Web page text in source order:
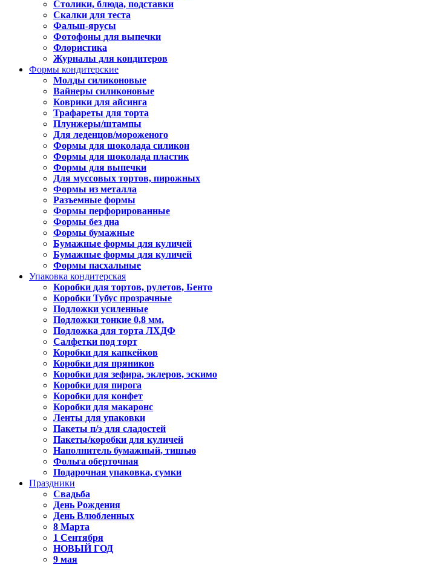
Столики, блюда, подставки
Скалки для теста
Фальш-ярусы
Фотофоны для выпечки
Флористика
Журналы для кондитеров
Формы кондитерские
Молды силиконовые
Вайнеры силиконовые
Коврики для айсинга
Трафареты для торта
Плунжеры/штампы
Для леденцов/мороженого
Формы для шоколада силикон
Формы для шоколада пластик
Формы для выпечки
Для муссовых тортов, пирожных
Формы из металла
Разъемные формы
Формы перфорированные
Формы без дна
Формы бумажные
Бумажные формы для куличей
Бумажные формы для куличей
Формы пасхальные
Упаковка кондитерская
Коробки для тортов, рулетов, Бенто
Коробки Тубус прозрачные
Подложки усиленные
Подложки тонкие 0,8 мм.
Подложка для торта ЛХДФ
Салфетки под торт
Коробки для капкейков
Коробки для пряников
Коробки для зефира, эклеров, эскимо
Коробки для пирога
Коробки для конфет
Коробки для макаронс
Ленты для упаковки
Пакеты п/э для сладостей
Пакеты/коробки для куличей
Наполнитель бумажный, тишью
Фольга оберточная
Подарочная упаковка, сумки
Праздники
Свадьба
День Рождения
День Влюбленных
8 Марта
1 Сентября
НОВЫЙ ГОД
9 мая